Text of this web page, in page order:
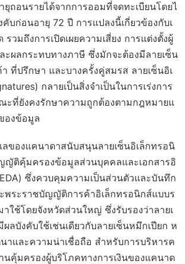
ถอนรายได้จากการออมที่จดทะเบียนโดยไ
บก่อนอายุ 72 ปี การแปลงนี้เกี่ยวข้องกับเ
รวมถึงการเปิดเผยความเสี่ยง การแต่งตั้งผู้
ะผลกระทบทางภาษี ซึ่งมักจะต้องมีลายเซ็น
ที่ปรึกษา และบางครั้งคู่สมรส ลายเซ็นอิเ
กลายเป็นสิ่งจำเป็นในการเร่งการ
ะที่ยังคงรักษาความถูกต้องตามกฎหมายแ
องข้อมูล
ของแคนาดาสนับสนุนลายเซ็นอิเล็กทรอนิ
ญัติคุ้มครองข้อมูลส่วนบุคคลและเอกสารอิ
ซึ่งควบคุมความเป็นส่วนตัวและบันทึก
พระราชบัญญัติการค้าอิเล็กทรอนิกส์แบบร
ใช้โดยจังหวัดส่วนใหญ่ ซึ่งรับรองว่าลายเ
ลบังคับใช้เช่นเดียวกับลายเซ็นหมึกเปียก ห
าและความน่าเชื่อถือ สำหรับการบริหารค
นคุ้มครองผู้บริโภคทางการเงินของแคนาด